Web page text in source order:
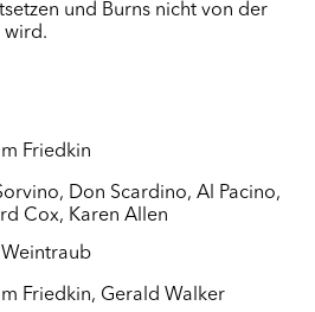
und Burns nicht von der
wird.
Friedkin
, Don Scardino,Al Pacino,
Cox, Karen Allen
Friedkin, Gerald Walker